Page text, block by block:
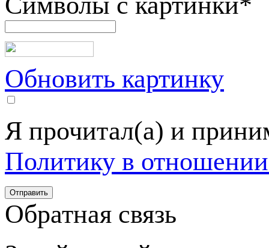
Обновить картинку
Я прочитал(а) и
Политику в
Обратная связь